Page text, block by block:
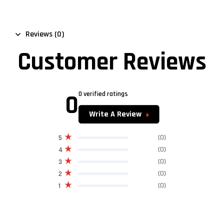
Reviews (0)
Customer Reviews
00 verified ratings
Write A Review
1 (0)
2 (0)
3 (0)
4 (0)
5 (0)